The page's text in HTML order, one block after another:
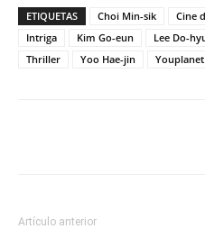
ETIQUETAS Choi Min-sik Cine
Intriga
Kim Go-eun Lee Do-
Thriller
Yoo Hae-jin
Artículo anterior